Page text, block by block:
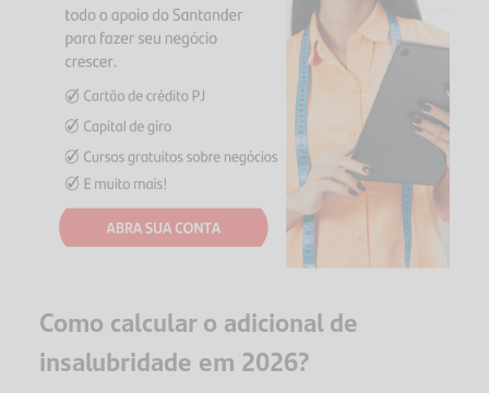
Como calcular o adicional de
insalubridade em 2026?